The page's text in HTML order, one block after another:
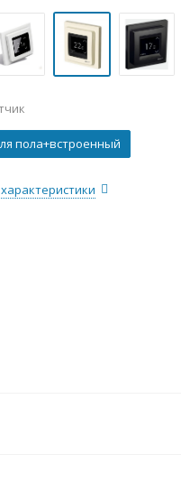
пола+встроенный
характеристики